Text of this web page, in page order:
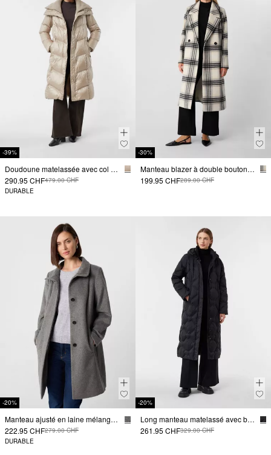
-39%
Doudoune matelassée avec col en tricot
290.95 CHF479.00 CHF
DURABLE
-30%
Manteau blazer à double boutonnage
199.95 CHF289.00 CHF
-20%
Manteau ajusté en laine mélangée avec col montant
222.95 CHF279.00 CHF
DURABLE
-20%
Long manteau matelassé avec bretelles sac à dos
261.95 CHF329.00 CHF